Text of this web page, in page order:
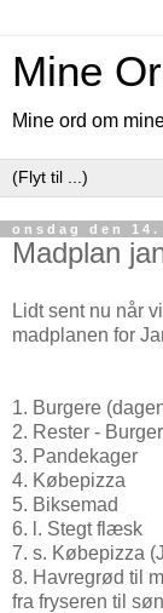
Mine
Mine ord om
onsdag den
Madplan
Lidt sent nu når
madplanen for
1. Burgere
2. Rester -
3. Pandekager
4. Købepizza
5. Biksemad
6. l. Stegt flæsk
7. s. Købepizza
8. Havregrød til
fra fryseren til